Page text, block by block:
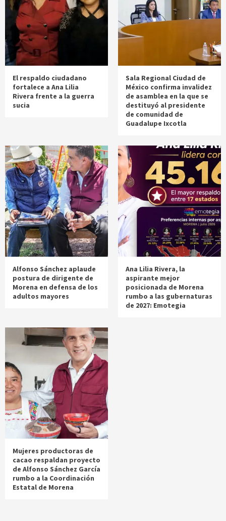
El respaldo ciudadano
fortalece a Ana Lilia
Rivera frente a la guerra
sucia
Sala Regional Ciudad de
México confirma invalidez
de asamblea en la que se
destituyó al presidente
de comunidad de
Guadalupe Ixcotla
Alfonso Sánchez aplaude
postura de dirigente de
Morena en defensa de los
adultos mayores
Ana Lilia Rivera, la
aspirante mejor
posicionada de Morena
rumbo a las gubernaturas
de 2027: Emotegia
Mujeres productoras de
cacao respaldan proyecto
de Alfonso Sánchez García
rumbo a la Coordinación
Estatal de Morena